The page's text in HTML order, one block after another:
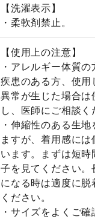
【洗濯表示】
・柔軟剤禁止。
【使用上の注意】
・アレルギー体質
疾患のある方、使用
異常が生じた場合は
し、医師にご相談く
・伸縮性のある生
ますが、着用感に
います。まずは短時
子を見てください。
になる時は適度に脱
ください。
・サイズをよくご